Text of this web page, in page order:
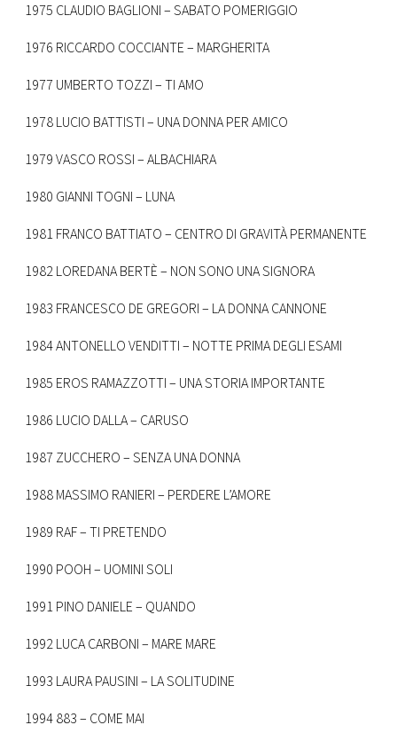
1975 CLAUDIO BAGLIONI – SABATO POMERIGGIO
1976 RICCARDO COCCIANTE – MARGHERITA
1977 UMBERTO TOZZI – TI AMO
1978 LUCIO BATTISTI – UNA DONNA PER AMICO
1979 VASCO ROSSI – ALBACHIARA
1980 GIANNI TOGNI – LUNA
1981 FRANCO BATTIATO – CENTRO DI GRAVITÀ PERMANENTE
1982 LOREDANA BERTÈ – NON SONO UNA SIGNORA
1983 FRANCESCO DE GREGORI – LA DONNA CANNONE
1984 ANTONELLO VENDITTI – NOTTE PRIMA DEGLI ESAMI
1985 EROS RAMAZZOTTI – UNA STORIA IMPORTANTE
1986 LUCIO DALLA – CARUSO
1987 ZUCCHERO – SENZA UNA DONNA
1988 MASSIMO RANIERI – PERDERE L’AMORE
1989 RAF – TI PRETENDO
1990 POOH – UOMINI SOLI
1991 PINO DANIELE – QUANDO
1992 LUCA CARBONI – MARE MARE
1993 LAURA PAUSINI – LA SOLITUDINE
1994 883 – COME MAI